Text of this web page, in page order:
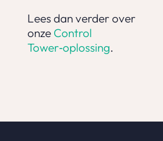
Lees dan verder over
onze Control
Tower‑oplossing.